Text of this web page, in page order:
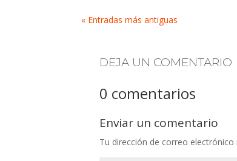
« Entradas más antiguas
DEJA UN COMENTARIO
0 comentarios
Enviar un comentario
Tu dirección de correo electrónico